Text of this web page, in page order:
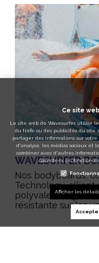
WAVESURFER
Nos bodyboards,
Technology, allient
polyvalence,
résistante sur les
PLUS D'INFO
Ce site
Le site web de Wavesurfer utilise
du trafic ou des publicités du site
partager des informations sur
d'analyse, les médias sociaux et
combiner avec d'autres
collectées en fonction
Afficher les détails